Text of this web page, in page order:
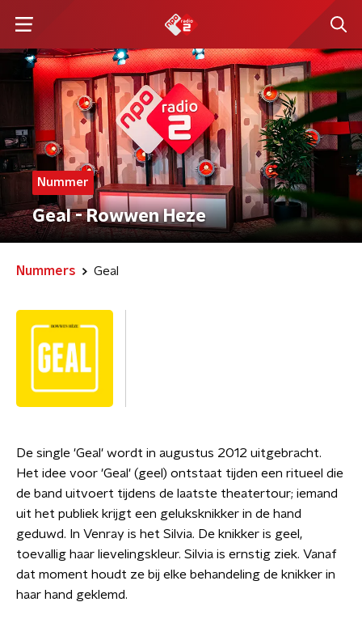
Nummer
Geal - Rowwen Heze
Nummers Geal
De single 'Geal' wordt in augustus 2012 uitgebracht.
Het idee voor 'Geal' (geel) ontstaat tijden een ritueel die
de band uitvoert tijdens de laatste theatertour; iemand
uit het publiek krijgt een geluksknikker in de hand
geduwd. In Venray is het Silvia. De knikker is geel,
toevallig haar lievelingskleur. Silvia is ernstig ziek. Vanaf
dat moment houdt ze bij elke behandeling de knikker in
haar hand geklemd.